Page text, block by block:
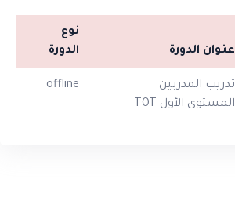
عنوان الدورة
نوع
الدورة
تدريب المدربين
المستوى الأول TOT
offline